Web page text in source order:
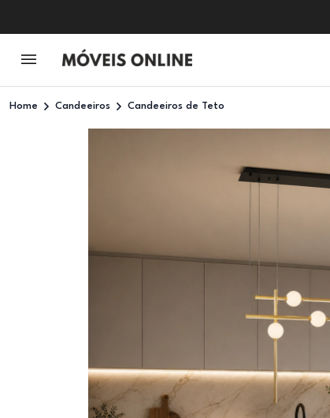
Home Candeeiros Candeeiros de Teto